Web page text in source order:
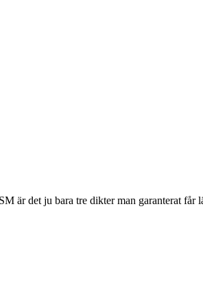
är det ju bara tre dikter man garanterat